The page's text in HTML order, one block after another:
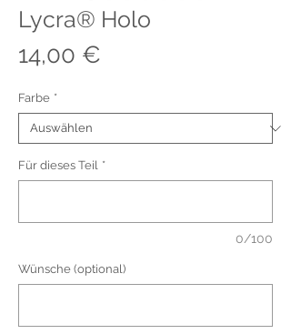
Lycra® Holo
14,00 €
Farbe *
Für dieses Teil *
0/100
Wünsche (optional)